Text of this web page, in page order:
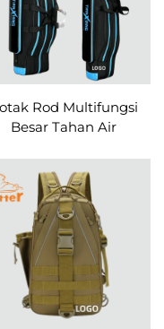
Rod Multifungsi
Besar Tahan Air